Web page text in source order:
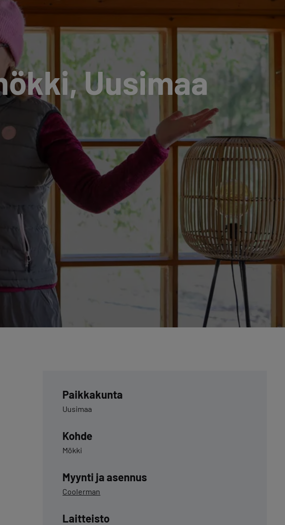
Uusimaa
Paikkakunta
Uusimaa
Kohde
Mökki
Myynti ja asennus
Coolerman
Laitteisto